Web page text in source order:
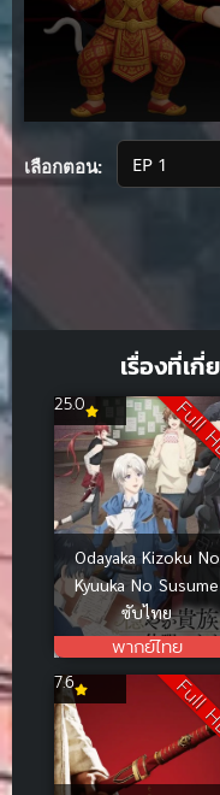
เลือกตอน:
เรื่องที่เ
Full
Odayaka Kizoku No
Kyuuka No Susume
ซับไทย
พากย์ไทย
25.0
Full
7.6